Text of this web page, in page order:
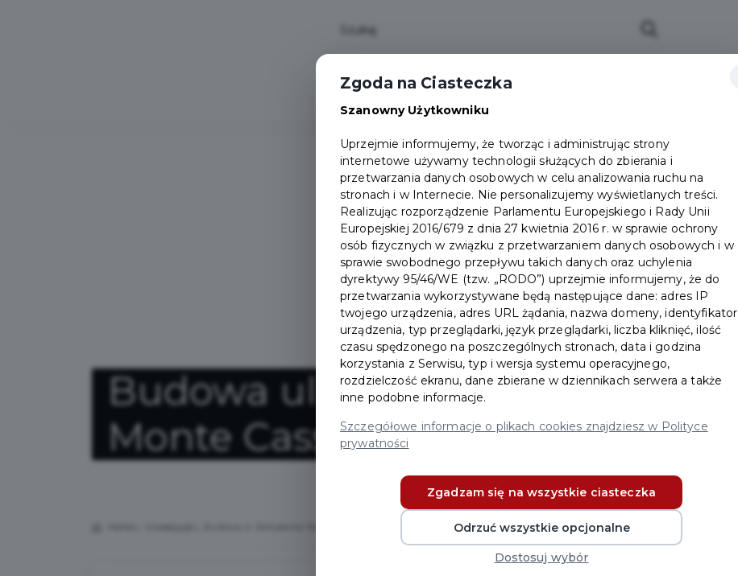
Budowa ul. Bohaterów
Monte Cassino
Zgoda na Ciasteczka
Szanowny Użytkowniku
Uprzejmie informujemy, że tworząc i administrując strony
internetowe używamy technologii służących do zbierania i
przetwarzania danych osobowych w celu analizowania ruchu na
stronach i w Internecie. Nie personalizujemy wyświetlanych treści.
Realizując rozporządzenie Parlamentu Europejskiego i Rady Unii
Europejskiej 2016/679 z dnia 27 kwietnia 2016 r. w sprawie ochrony
osób fizycznych w związku z przetwarzaniem danych osobowych i w
sprawie swobodnego przepływu takich danych oraz uchylenia
dyrektywy 95/46/WE (tzw. „RODO”) uprzejmie informujemy, że do
przetwarzania wykorzystywane będą następujące dane: adres IP
twojego urządzenia, adres URL żądania, nazwa domeny, identyfikator
urządzenia, typ przeglądarki, język przeglądarki, liczba kliknięć, ilość
czasu spędzonego na poszczególnych stronach, data i godzina
korzystania z Serwisu, typ i wersja systemu operacyjnego,
rozdzielczość ekranu, dane zbierane w dziennikach serwera a także
inne podobne informacje.
Szczegółowe informacje o plikach cookies znajdziesz w Polityce
prywatności
Zgadzam się na wszystkie ciasteczka
Odrzuć wszystkie opcjonalne
Dostosuj wybór